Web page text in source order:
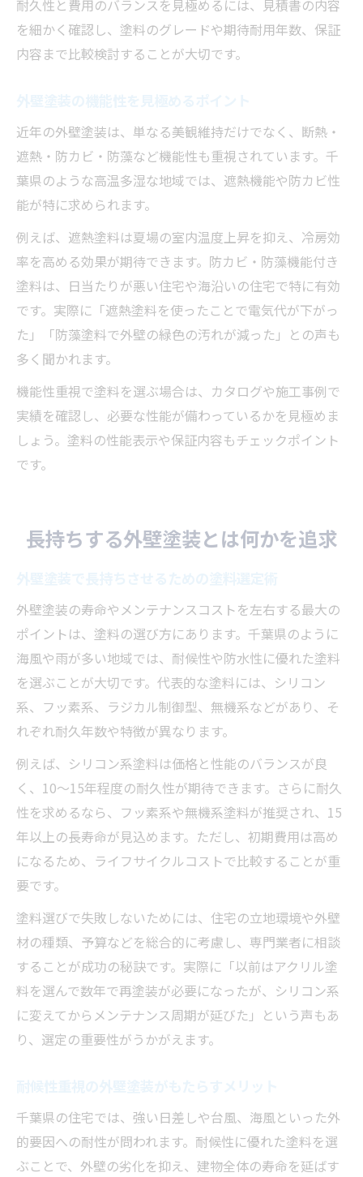
耐久性と費用のバランスを見極めるには、見積書の内容
を細かく確認し、塗料のグレードや期待耐用年数、保証
内容まで比較検討することが大切です。
近年の外壁塗装は、単なる美観維持だけでなく、断熱・
遮熱・防カビ・防藻など機能性も重視されています。千
葉県のような高温多湿な地域では、遮熱機能や防カビ性
能が特に求められます。
例えば、遮熱塗料は夏場の室内温度上昇を抑え、冷房効
率を高める効果が期待できます。防カビ・防藻機能付き
塗料は、日当たりが悪い住宅や海沿いの住宅で特に有効
です。実際に「遮熱塗料を使ったことで電気代が下がっ
た」「防藻塗料で外壁の緑色の汚れが減った」との声も
多く聞かれます。
機能性重視で塗料を選ぶ場合は、カタログや施工事例で
実績を確認し、必要な性能が備わっているかを見極めま
しょう。塗料の性能表示や保証内容もチェックポイント
です。
長持ちする外壁塗装とは何かを追求
外壁塗装の寿命やメンテナンスコストを左右する最大の
ポイントは、塗料の選び方にあります。千葉県のように
海風や雨が多い地域では、耐候性や防水性に優れた塗料
を選ぶことが大切です。代表的な塗料には、シリコン
系、フッ素系、ラジカル制御型、無機系などがあり、そ
れぞれ耐久年数や特徴が異なります。
例えば、シリコン系塗料は価格と性能のバランスが良
く、10〜15年程度の耐久性が期待できます。さらに耐久
性を求めるなら、フッ素系や無機系塗料が推奨され、15
年以上の長寿命が見込めます。ただし、初期費用は高め
になるため、ライフサイクルコストで比較することが重
要です。
塗料選びで失敗しないためには、住宅の立地環境や外壁
材の種類、予算などを総合的に考慮し、専門業者に相談
することが成功の秘訣です。実際に「以前はアクリル塗
料を選んで数年で再塗装が必要になったが、シリコン系
に変えてからメンテナンス周期が延びた」という声もあ
り、選定の重要性がうかがえます。
千葉県の住宅では、強い日差しや台風、海風といった外
的要因への耐性が問われます。耐候性に優れた塗料を選
ぶことで、外壁の劣化を抑え、建物全体の寿命を延ばす